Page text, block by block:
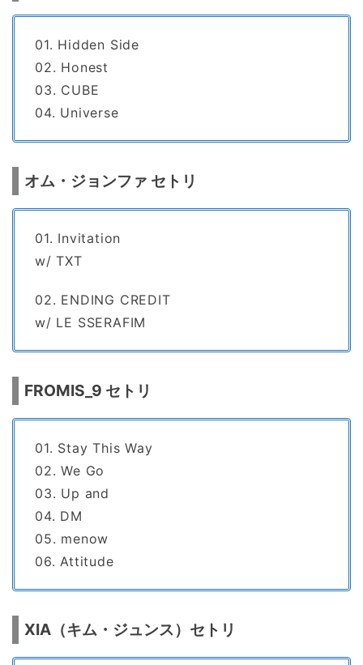
01. Hidden Side
02. Honest
03. CUBE
04. Universe
オム・ジョンファ セトリ
01. Invitation
w/ TXT
02. ENDING CREDIT
w/ LE SSERAFIM
FROMIS_9 セトリ
01. Stay This Way
02. We Go
03. Up and
04. DM
05. menow
06. Attitude
XIA（キム・ジュンス）セトリ